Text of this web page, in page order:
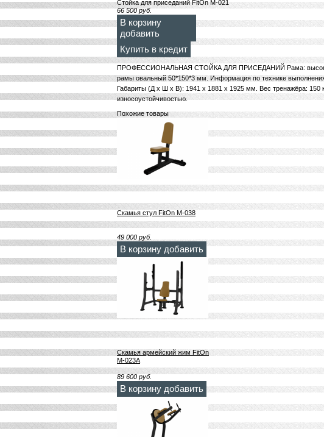
Стойка для приседаний FitOn М-021
66 500 руб.
В корзину
добавить
Купить в кредит
ПРОФЕССИОНАЛЬНАЯ СТОЙКА ДЛЯ ПРИСЕДАНИЙ Рама:
рамы овальный 50*150*3 мм. Информация по технике выполнения
Габариты (Д х Ш х В): 1941 х 1881 х 1925 мм. Вес тренажёра: 150
износоустойчивостью.
Похожие товары
Скамья стул FitOn M-038
49 000 руб.
В корзину добавить
Скамья армейский жим FitOn
М-023А
89 600 руб.
В корзину добавить